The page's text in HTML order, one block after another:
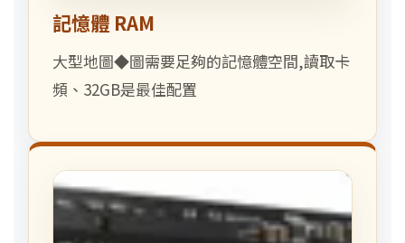
記憶體 RAM
大型地圖◆圖需要足夠的記憶體空間,讀取卡
頻、32GB是最佳配置